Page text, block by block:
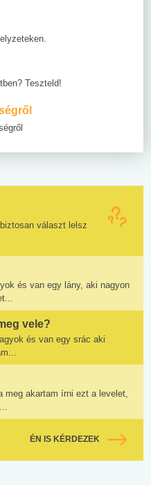
Teszteld!
választ lelsz
és van egy lány, aki nagyon
vele?
és van egy srác aki
meg akartam írni ezt a levelet,
ÉN IS KÉRDEZEK